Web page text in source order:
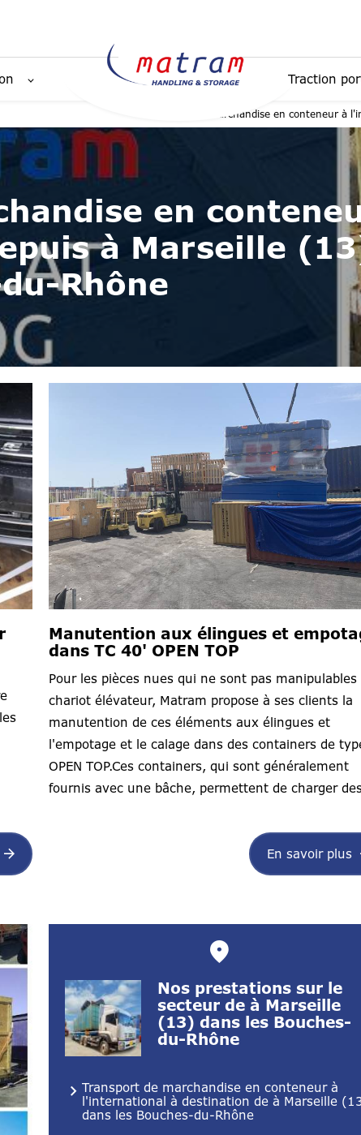
Traction
Transport de marchandise en conteneur à
en
à Marseille
Rhône
Manutention aux élingues et
dans TC 40' OPEN TOP
Pour les pièces nues qui ne sont pas manipulables
chariot élévateur, Matram propose à ses clients la
manutention de ces éléments aux élingues et
l'empotage et le calage dans des containers de
OPEN TOP.Ces containers, qui sont généralement
fournis avec une bâche, permettent de charger
En savoir plus
Nos prestations sur le
secteur de à Marseille
(13) dans les Bouches-
du-Rhône
Transport de marchandise en conteneur à
l'international à destination de à Marseille
dans les Bouches-du-Rhône